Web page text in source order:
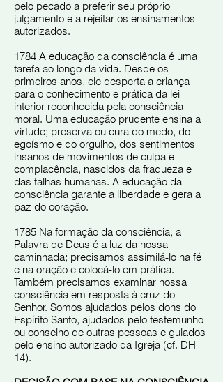
pelo pecado a preferir seu próprio
julgamento e a rejeitar os ensinamentos
autorizados.
1784 A educação da consciência é uma
tarefa ao longo da vida. Desde os
primeiros anos, ele desperta a criança
para o conhecimento e prática da lei
interior reconhecida pela consciência
moral. Uma educação prudente ensina a
virtude; preserva ou cura do medo, do
egoísmo e do orgulho, dos sentimentos
insanos de movimentos de culpa e
complacência, nascidos da fraqueza e
das falhas humanas. A educação da
consciência garante a liberdade e gera a
paz do coração.
1785 Na formação da consciência, a
Palavra de Deus é a luz da nossa
caminhada; precisamos assimilá-lo na fé
e na oração e colocá-lo em prática.
Também precisamos examinar nossa
consciência em resposta à cruz do
Senhor. Somos ajudados pelos dons do
Espírito Santo, ajudados pelo testemunho
ou conselho de outras pessoas e guiados
pelo ensino autorizado da Igreja (cf. DH
14).